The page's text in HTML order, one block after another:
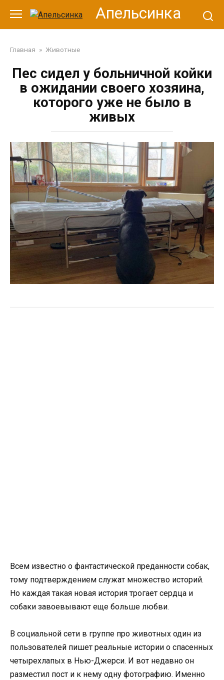
контенту
Апельсинка
Главная » Животные
Пес сидел у больничной койки
в ожидании своего хозяина,
которого уже не было в
живых
Всем известно о фантастической преданности собак,
тому подтверждением служат множество историй.
Но каждая такая новая история трогает сердца и
собаки завоевывают еще больше любви.
В социальной сети в группе про животных один из
пользователей пишет реальные истории о спасенных
четырехлапых в Нью-Джерси. И вот недавно он
разместил пост и к нему одну фотографию. Именно